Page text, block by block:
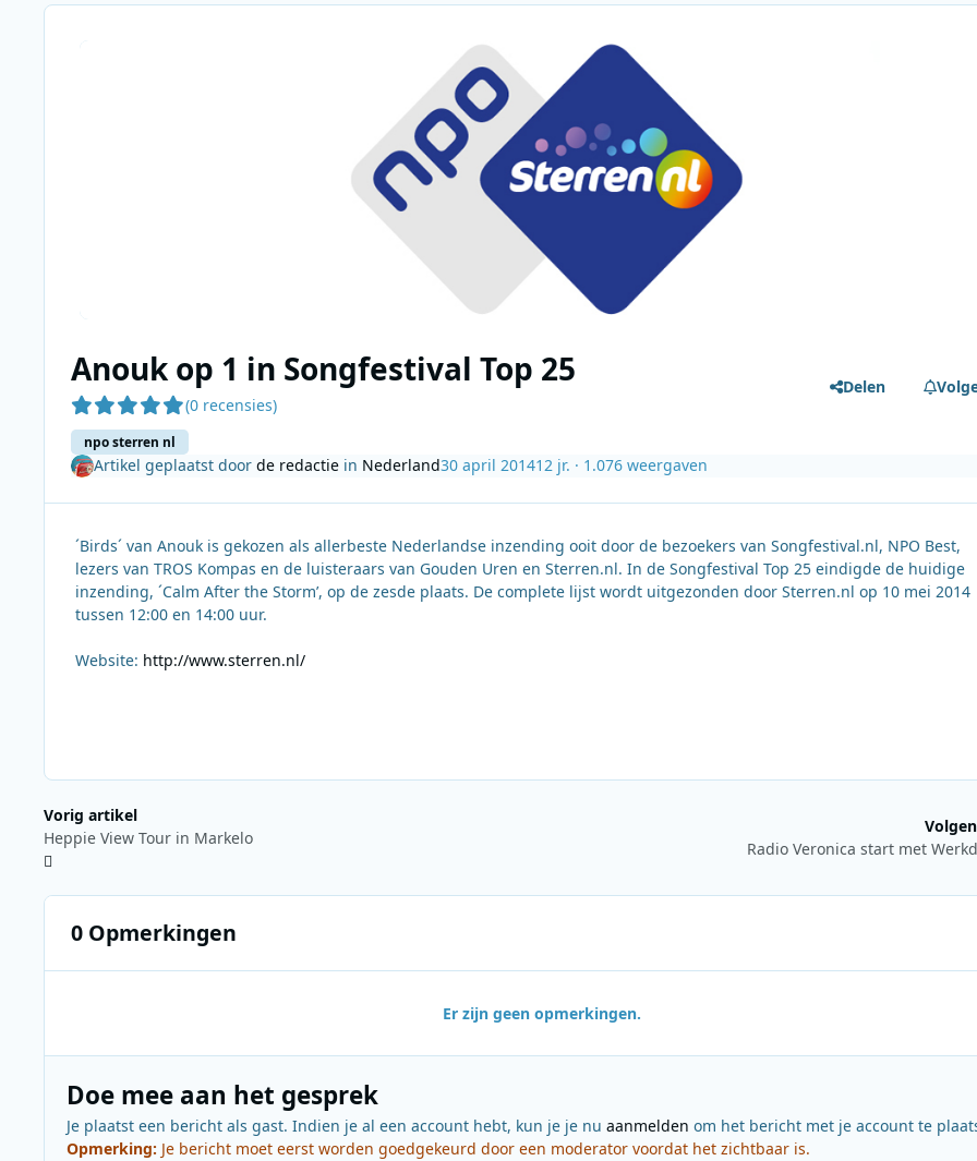
Anouk op 1 in Songfestival Top 25
(0 recensies)
npo sterren nl
Delen
Artikel geplaatst door de redactiein Nederland30 april 201412 jr. · 1.076 weergaven
´Birds´ van Anouk is gekozen als allerbeste Nederlandse inzending ooit door de bezoekers van Songfestival.nl, NPO Best,
lezers van TROS Kompas en de luisteraars van Gouden Uren en Sterren.nl. In de Songfestival Top 25 eindigde de huidige
inzending, ´Calm After the Storm’, op de zesde plaats. De complete lijst wordt uitgezonden door Sterren.nl op 10 mei 2014
tussen 12:00 en 14:00 uur.
Website: http://www.sterren.nl/
Vorig artikel
Heppie View Tour in Markelo
Radio Veronica start met
0 Opmerkingen
Er zijn geen opmerkingen.
Doe mee aan het gesprek
Je plaatst een bericht als gast. Indien je al een account hebt, kun je je nu aanmelden om het bericht met je account te
Opmerking: Je bericht moet eerst worden goedgekeurd door een moderator voordat het zichtbaar is.